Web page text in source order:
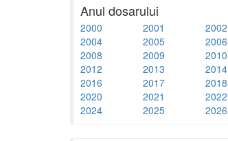
Anul dosarului
2000 2001 2002
2004
2005 2006
2008
2009 2010
2012
2013 2014
2016
2017 2018
2020
2021 2022
2024
2025 2026